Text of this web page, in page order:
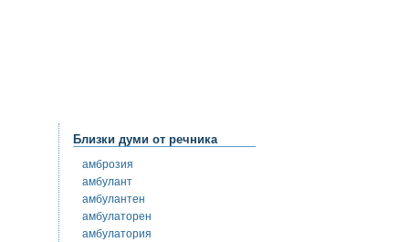
Близки думи от речника
амброзия
амбулант
амбулантен
амбулаторен
амбулатория